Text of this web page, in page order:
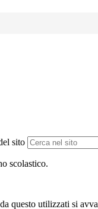
sito
scolastico.
questo utilizzati si